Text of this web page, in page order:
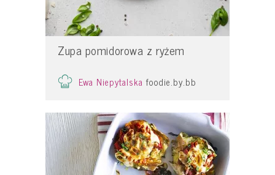
Zupa pomidorowa z ryżem
Ewa Niepytalska foodie.by.bb